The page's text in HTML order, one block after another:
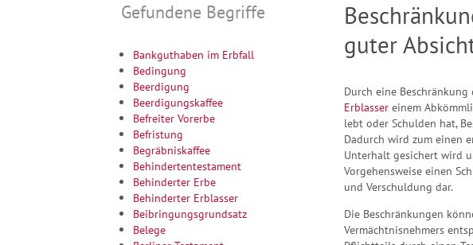
Gefundene Begriffe
Bankguthaben im Erbfall
Bedingung
Beerdigung
Beerdigungskaffee
Befreiter Vorerbe
Befristung
Begräbniskaffee
Behindertentestament
Behinderter Erbe
Behinderter Erblasser
Beibringungsgrundsatz
Belege
guter
Durch eine
Erblasser einem
lebt oder Schulden hat,
Dadurch wird zum einen
Unterhalt gesichert wird
Vorgehensweise einen
und Verschuldung dar.
Die Beschränkungen
Vermächtnisnehmers